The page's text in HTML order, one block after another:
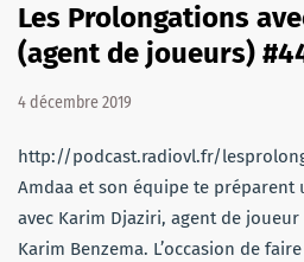
Les Prolongations
(agent de joueurs)
4 décembre 2019
http://podcast.radiovl.fr/
Amdaa et son équipe te préparent
avec Karim Djaziri, agent de
Karim Benzema. L’occasion de